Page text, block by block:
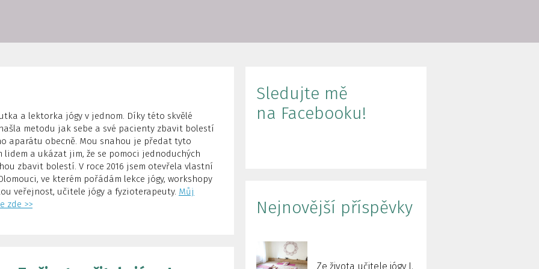
a lektorka jógy v jednom. Díky této skvělé
metodu jak sebe a své pacienty zbavit bolestí
aparátu obecně. Mou snahou je předat tyto
lidem a ukázat jim, že se pomoci jednoduchých
zbavit bolestí. V roce 2016 jsem otevřela vlastní
ve kterém pořádám lekce jógy, workshopy
veřejnost, učitele jógy a fyzioterapeuty. Můj
zde >>
Sledujte mě
na Facebooku!
Nejnovější příspěvky
Ze života učitele jógy I.